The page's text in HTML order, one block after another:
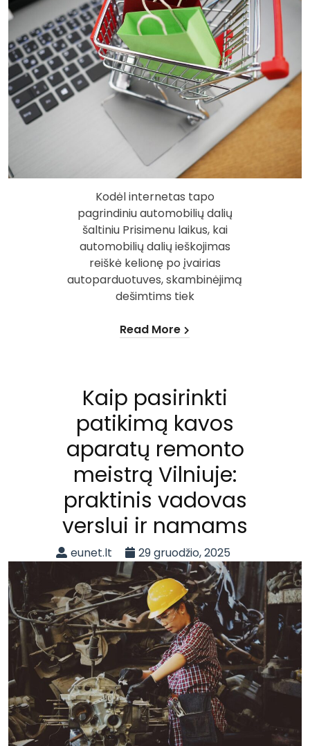
Kodėl internetas tapo
pagrindiniu automobilių dalių
šaltiniu Prisimenu laikus, kai
automobilių dalių ieškojimas
reiškė kelionę po įvairias
autoparduotuves, skambinėjimą
dešimtims tiek
Read More
Kaip pasirinkti
patikimą kavos
aparatų remonto
meistrą Vilniuje:
praktinis vadovas
verslui ir namams
eunet.lt 29 gruodžio, 2025